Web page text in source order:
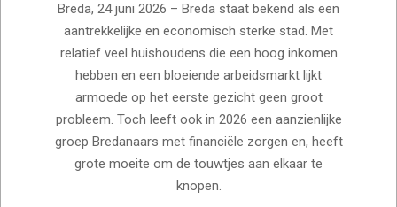
06-
24
Breda, 24 juni 2026 – Breda staat bekend als een
aantrekkelijke en economisch sterke stad. Met
relatief veel huishoudens die een hoog inkomen
hebben en een bloeiende arbeidsmarkt lijkt
armoede op het eerste gezicht geen groot
probleem. Toch leeft ook in 2026 een aanzienlijke
groep Bredanaars met financiële zorgen en, heeft
grote moeite om de touwtjes aan elkaar te
knopen.